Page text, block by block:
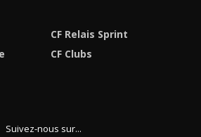
CF Relais Sprint
CF Clubs
Suivez-nous sur...